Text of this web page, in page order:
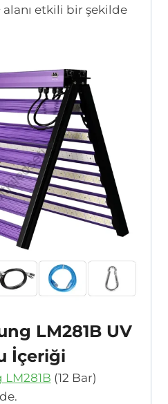
alanı etkili bir şekilde
LM281B UV
İçeriği
LM281B (12 Bar)